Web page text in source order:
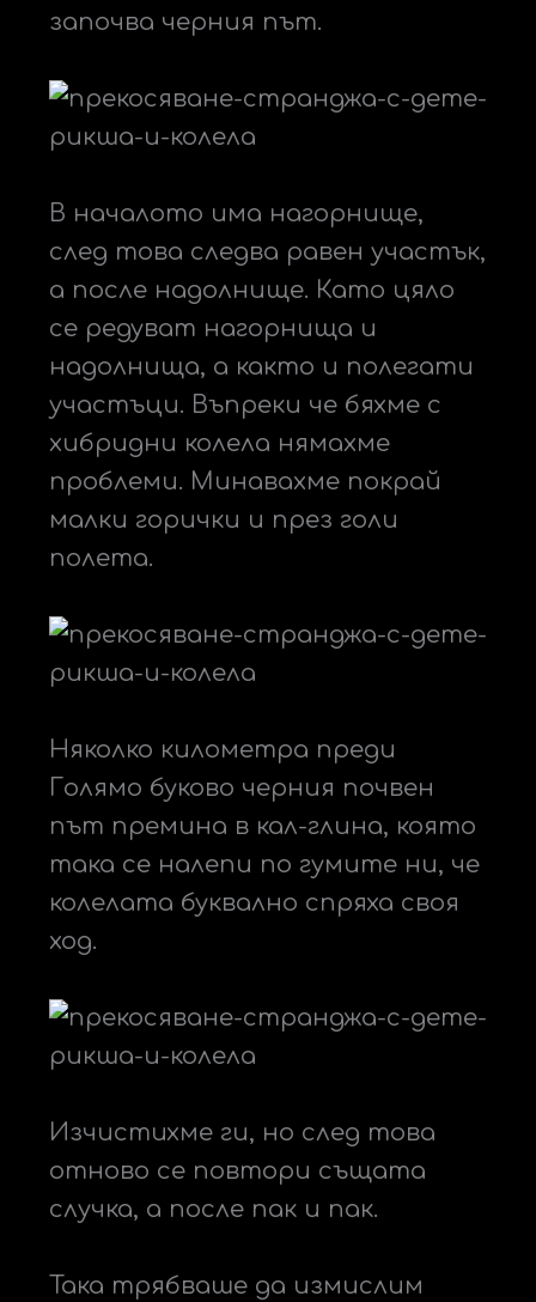
започва черния път.
В началото има нагорнище,
след това следва равен участък,
а после надолнище. Като цяло
се редуват нагорнища и
надолнища, а както и полегати
участъци. Въпреки че бяхме с
хибридни колела нямахме
проблеми. Минавахме покрай
малки горички и през голи
полета.
Няколко километра преди
Голямо буково черния почвен
път премина в кал-глина, която
така се налепи по гумите ни, че
колелата буквално спряха своя
ход.
Изчистихме ги, но след това
отново се повтори същата
случка, а после пак и пак.
Така трябваше да измислим